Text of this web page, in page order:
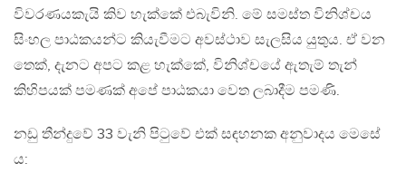
විවරණයකැයි කිව හැක්කේ එබැවිනි. මේ සමස්ත විනිශ්චය
සිංහල පාඨකයන්ට කියැවීමට අවස්ථාව සැලසිය යුතුය. ඒ වන
තෙක්, දැනට අපට කළ හැක්කේ, විනිශ්චයේ ඇතැම් තැන්
කිහිපයක් පමණක් අපේ පාඨකයා වෙත ලබාදීම පමණි.
නඩු තීන්දුවේ 33 වැනි පිටුවේ එක් සඳහනක අනුවාදය මෙසේ
ය: